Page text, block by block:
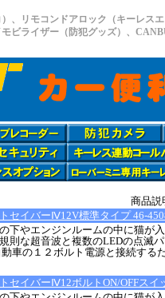
、リモコンドアロック（キーレス
ビライザー（防犯グッズ）、
商品説
セイバーⅣ12V標準タイプ 46-
下やエンジンルームの中に猫が
則な超音波と複数のLEDの点滅
車の１２ボルト電源と接続するだ
セイバーⅣ12ボルトON/OFFスイ